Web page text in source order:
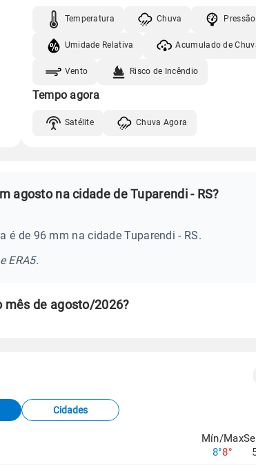
Temperatura Chuva Pressão
Umidade Relativa Acumulado de
Vento Risco de Incêndio
Tempo agora
Satélite Chuva Agora
agosto na cidade de Tuparendi - RS?
é de 96 mm na cidade Tuparendi - RS.
ERA5.
mês de agosto/2026?
Cidades
Mín/Max
8°8°